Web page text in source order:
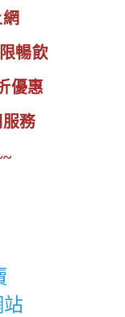
暢飲
優惠
務